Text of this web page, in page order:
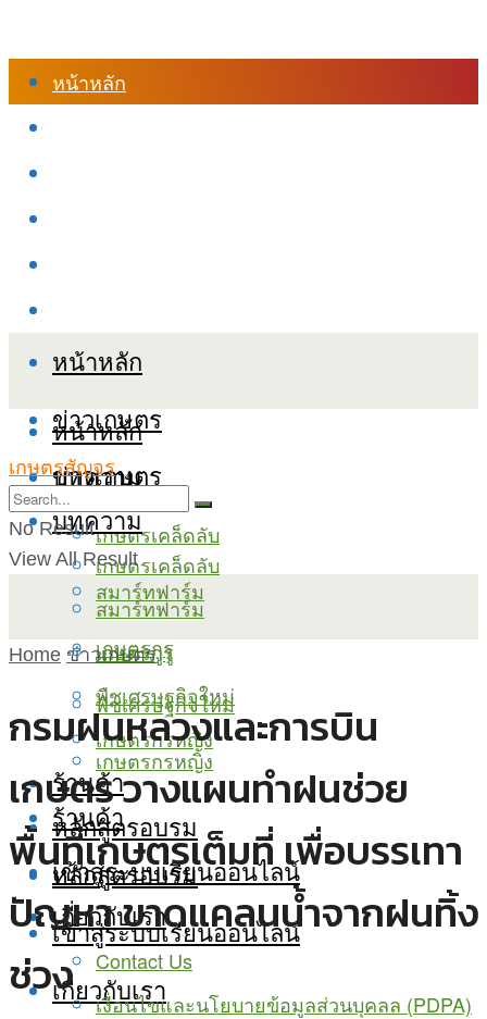
หน้าหลัก
หน้าหลัก
ข่าวเกษตร
บทความ
เกษตรเคล็ดลับ
สมาร์ทฟาร์ม
เกษตรกูรู
พืชเศรษฐกิจใหม่
เกษตรกรหญิง
ร้านค้า
หลักสูตรอบรม
เข้าสู่ระบบเรียนออนไลน์
เกี่ยวกับเรา
หน้าหลัก
ข่าวเกษตร
บทความ
เกษตรเคล็ดลับ
สมาร์ทฟาร์ม
เกษตรกูรู
พืชเศรษฐกิจใหม่
เกษตรกรหญิง
ร้านค้า
หลักสูตรอบรม
เข้าสู่ระบบเรียนออนไลน์
เกี่ยวกับเรา
Contact Us
เงื่อนไขและนโยบายข้อมูลส่วนบุคลล (PDPA)
เกษตรสัญจร
No Result
View All Result
Home ข่าวเกษตร
กรมฝนหลวงและการบิน
เกษตร วางแผนทำฝนช่วย
พื้นที่เกษตรเต็มที่ เพื่อบรรเทา
ปัญหา ขาดแคลนน้ำจากฝนทิ้ง
ช่วง